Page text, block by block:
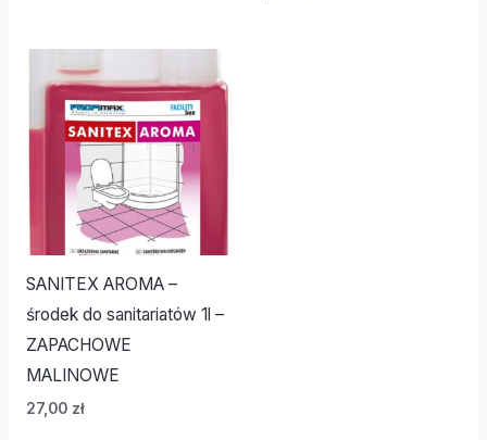
SANITEX AROMA –
środek do sanitariatów 1l –
ZAPACHOWE
MALINOWE
27,00 zł